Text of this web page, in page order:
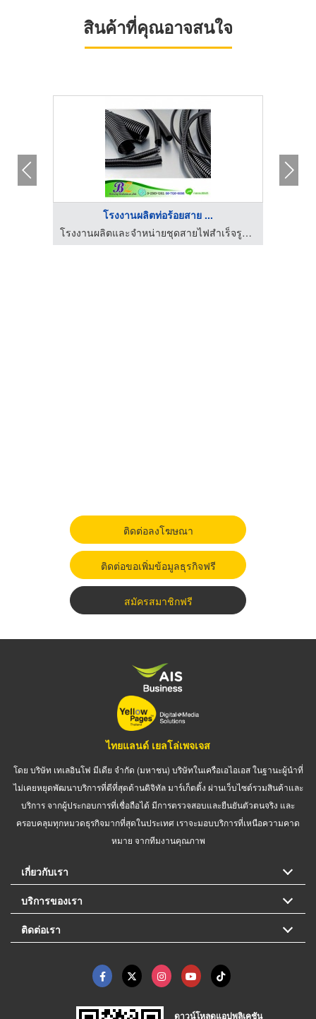
สินค้าที่คุณอาจสนใจ
โรงงานผลิตท่อร้อยสาย ...
โรงงานผลิตและจำหน่ายชุดสายไฟสำเร็จรูป สมุทรปราการ
ติดต่อลงโฆษณา
ติดต่อขอเพิ่มข้อมูลธุรกิจฟรี
สมัครสมาชิกฟรี
ไทยแลนด์ เยลโล่เพจเจส
โดย บริษัท เทเลอินโฟ มีเดีย จำกัด (มหาชน) บริษัทในเครือเอไอเอส ในฐานะผู้นำที่
ไม่เคยหยุดพัฒนาบริการที่ดีที่สุดด้านดิจิทัล มาร์เก็ตติ้ง ผ่านเว็บไซต์รวมสินค้าและ
บริการ จากผู้ประกอบการที่เชื่อถือได้ มีการตรวจสอบและยืนยันตัวตนจริง และ
ครอบคลุมทุกหมวดธุรกิจมากที่สุดในประเทศ เราจะมอบบริการที่เหนือความคาด
หมาย จากทีมงานคุณภาพ
เกี่ยวกับเรา
บริการของเรา
ติดต่อเรา
ดาวน์โหลดแอปพลิเคชัน